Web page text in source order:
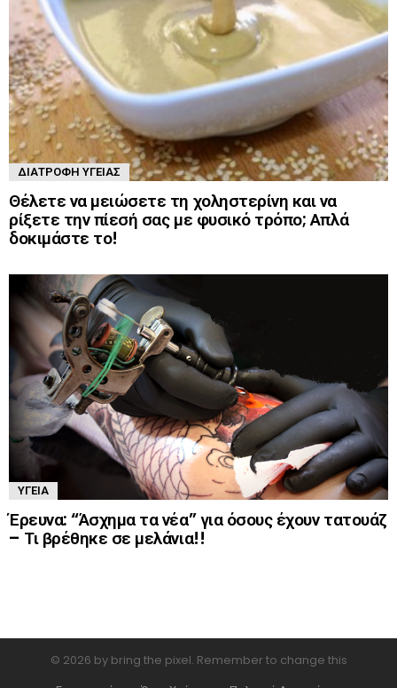
ΔΙΑΤΡΟΦΉ ΥΓΕΊΑΣ
Θέλετε να μειώσετε τη χοληστερίνη και να
ρίξετε την πίεσή σας με φυσικό τρόπο; Απλά
δοκιμάστε το!
ΥΓΕΊΑ
Έρευνα: “Άσχημα τα νέα” για όσους έχουν τατουάζ
– Τι βρέθηκε σε μελάνια!!
© 2026 by bring the pixel. Remember to change this